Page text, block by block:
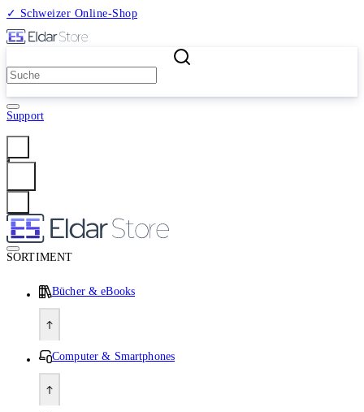
✓ Schweizer Online-Shop
Support
SORTIMENT
Bücher & eBooks
Computer & Smartphones